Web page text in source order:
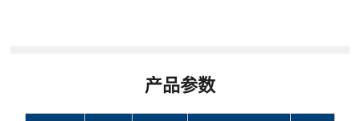
产品参数